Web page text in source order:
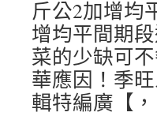
斤公2加增均
增均平間期
菜的少缺可
華應因！季
輯特編廣【，